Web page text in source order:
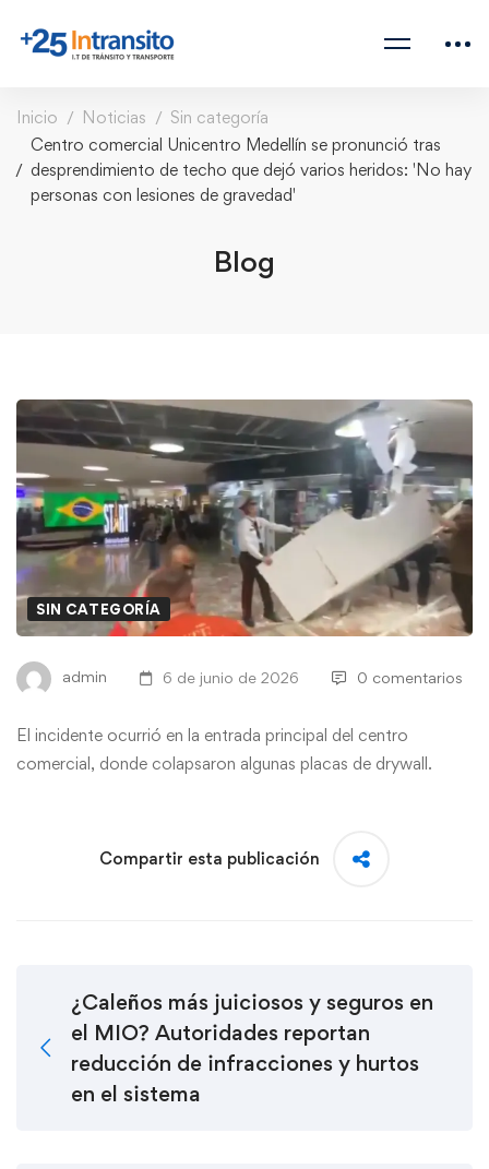
Inicio Noticias
Sin categoría
Centro comercial Unicentro Medellín se pronunció tras
desprendimiento de techo que dejó varios heridos: 'No hay
personas con lesiones de gravedad'
Blog
SIN CATEGORÍA
admin 6 de junio de 2026 0 comentarios
El incidente ocurrió en la entrada principal del centro
comercial, donde colapsaron algunas placas de drywall.
Compartir esta publicación
¿Caleños más juiciosos y seguros en
el MIO? Autoridades reportan
reducción de infracciones y hurtos
en el sistema